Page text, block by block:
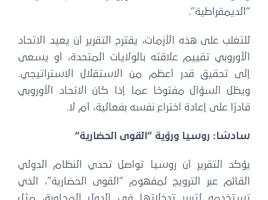
“الديمقراطية”.
للتغلب على هذه الأزمات، يقترح التقرير أن يعيد الاتحاد
الأوروبي تقييم علاقته بالولايات المتحدة، أو يسعى
إلى تحقيق قدر أعظم من الاستقلال الاستراتيجي.
ويظل السؤال مفتوحًا عما إذا كان الاتحاد الأوروبي
قادرًا على إعادة اختراع نفسه بفعالية، أم لا.
سادسًا: روسيا ورؤية “القوى الحضارية“
يؤكد التقرير أن روسيا تواصل تحدي النظام الدولي
القائم عبر الترويج لمفهوم “القوى الحضارية”، الذي